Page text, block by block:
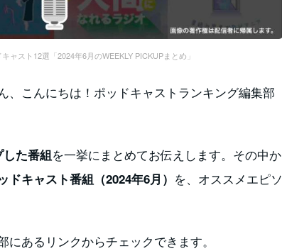
ャスト12選「2024年6月のWEEKLY PICKUPまとめ」
、こんにちは！ポッドキャストランキング編集部
た番組を一挙にまとめてお伝えします。その中か
キャスト番組（2024年6月） を、オススメエピソ
あるリンクからチェックできます。